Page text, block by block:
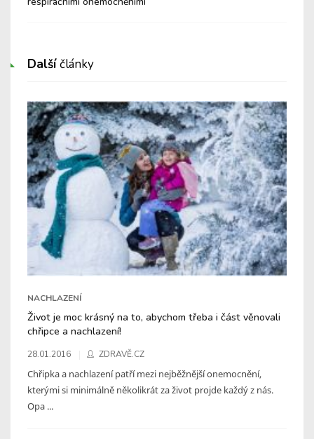
Dalšíčlánky
NACHLAZENÍ
Život je moc krásný na to, abychom třeba i část věnovali
chřipce a nachlazení!
28.01.2016 ZDRAVĚ.CZ
Chřipka a nachlazení patří mezi nejběžnější onemocnění,
kterými si minimálně několikrát za život projde každý z nás.
Opa ...